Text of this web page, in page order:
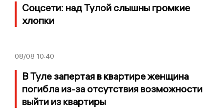
Соцсети: над Тулой слышны громкие
хлопки
08/08 10:40
В Туле запертая в квартире женщина
погибла из-за отсутствия возможности
выйти из квартиры